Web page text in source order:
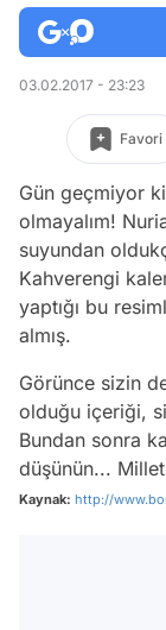
03.02.2017 - 23:23
Favori
Gün geçmiyor
olmayalım!
suyundan
Kahverengi
yaptığı bu
almış.
Görünce sizin
olduğu içeriği,
Bundan sonra
düşünün...
Kaynak: http://